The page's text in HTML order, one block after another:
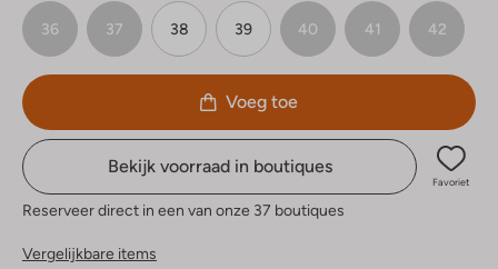
36 37 38 39 40 41 42
Voeg toe
Bekijk voorraad in boutiques
Favoriet
Reserveer direct in een van onze 37 boutiques
Vergelijkbare items